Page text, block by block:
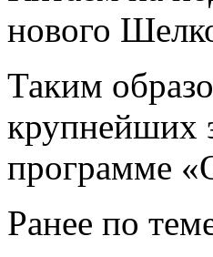
нового
Таким
крупнейших
программе
Ранее по